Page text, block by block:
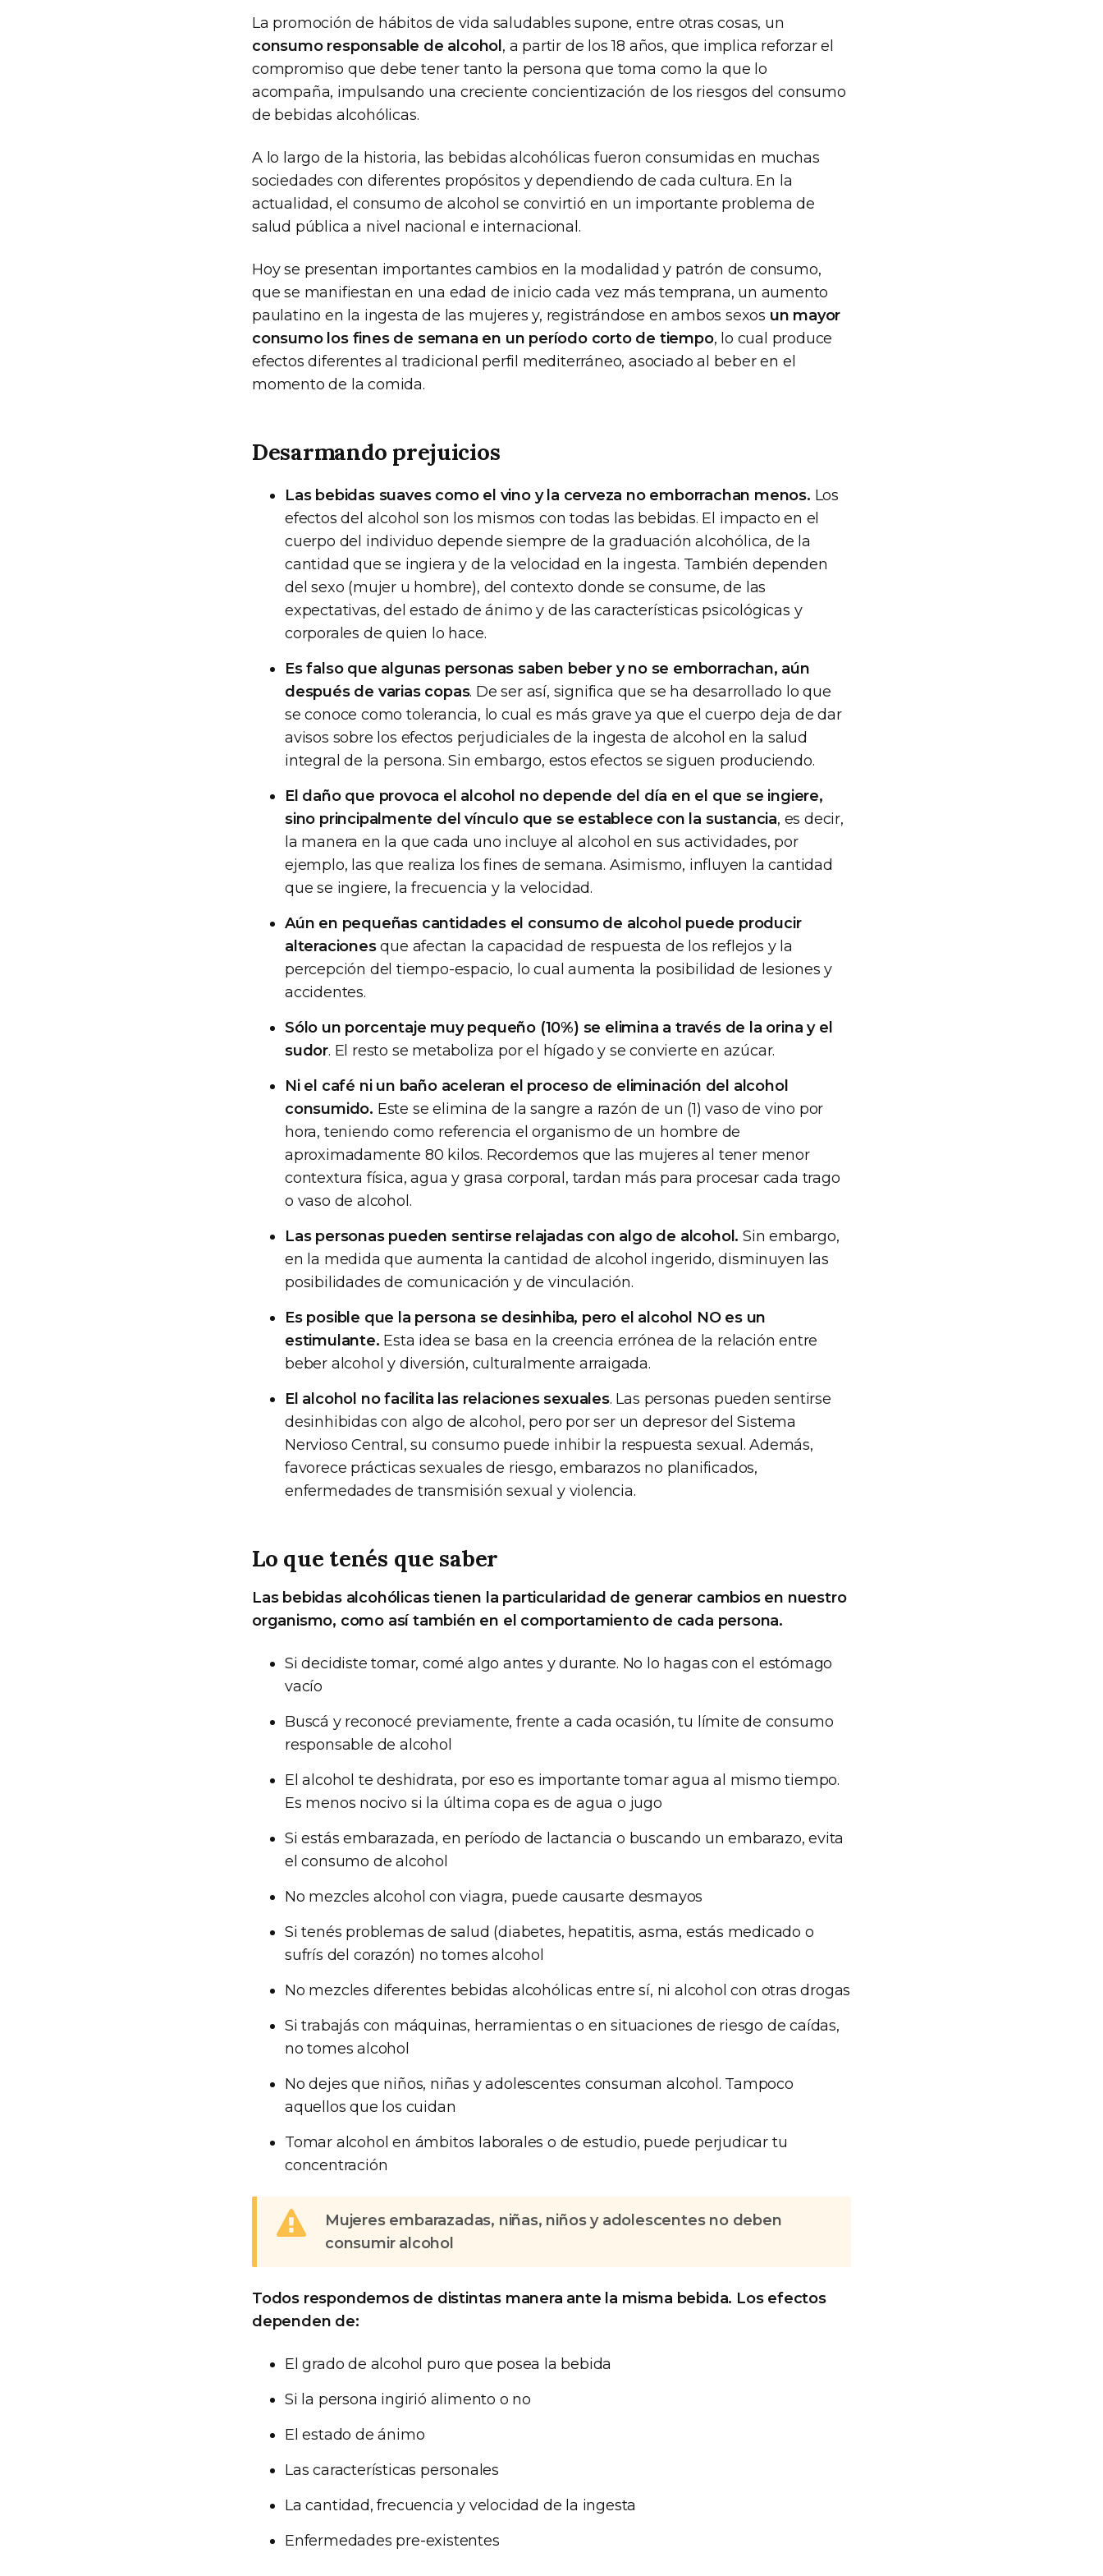
La promoción de hábitos de vida saludables supone, entre otras cosas, un
consumo responsable de alcohol , a partir de los 18 años, que implica reforzar el
compromiso que debe tener tanto la persona que toma como la que lo
acompaña, impulsando una creciente concientización de los riesgos del consumo
de bebidas alcohólicas.
A lo largo de la historia, las bebidas alcohólicas fueron consumidas en muchas
sociedades con diferentes propósitos y dependiendo de cada cultura. En la
actualidad, el consumo de alcohol se convirtió en un importante problema de
salud pública a nivel nacional e internacional.
Hoy se presentan importantes cambios en la modalidad y patrón de consumo,
que se manifiestan en una edad de inicio cada vez más temprana, un aumento
paulatino en la ingesta de las mujeres y, registrándose en ambos sexos un mayor
consumo los fines de semana en un período corto de tiempo, lo cual produce
efectos diferentes al tradicional perfil mediterráneo, asociado al beber en el
momento de la comida.
Desarmando prejuicios
Las bebidas suaves como el vino y la cerveza no emborrachan menos. Los
efectos del alcohol son los mismos con todas las bebidas. El impacto en el
cuerpo del individuo depende siempre de la graduación alcohólica, de la
cantidad que se ingiera y de la velocidad en la ingesta. También dependen
del sexo (mujer u hombre), del contexto donde se consume, de las
expectativas, del estado de ánimo y de las características psicológicas y
corporales de quien lo hace.
Es falso que algunas personas saben beber y no se emborrachan, aún
después de varias copas. De ser así, significa que se ha desarrollado lo que
se conoce como tolerancia, lo cual es más grave ya que el cuerpo deja de dar
avisos sobre los efectos perjudiciales de la ingesta de alcohol en la salud
integral de la persona. Sin embargo, estos efectos se siguen produciendo.
El daño que provoca el alcohol no depende del día en el que se ingiere,
sino principalmente del vínculo que se establece con la sustancia, es decir,
la manera en la que cada uno incluye al alcohol en sus actividades, por
ejemplo, las que realiza los fines de semana. Asimismo, influyen la cantidad
que se ingiere, la frecuencia y la velocidad.
Aún en pequeñas cantidades el consumo de alcohol puede producir
alteracionesque afectan la capacidad de respuesta de los reflejos y la
percepción del tiempo-espacio, lo cual aumenta la posibilidad de lesiones y
accidentes.
Sólo un porcentaje muy pequeño (10%) se elimina a través de la orina y el
sudor. El resto se metaboliza por el hígado y se convierte en azúcar.
Ni el café ni un baño aceleran el proceso de eliminación del alcohol
consumido. Este se elimina de la sangre a razón de un (1) vaso de vino por
hora, teniendo como referencia el organismo de un hombre de
aproximadamente 80 kilos. Recordemos que las mujeres al tener menor
contextura física, agua y grasa corporal, tardan más para procesar cada trago
o vaso de alcohol.
Las personas pueden sentirse relajadas con algo de alcohol. Sin embargo,
en la medida que aumenta la cantidad de alcohol ingerido, disminuyen las
posibilidades de comunicación y de vinculación.
Es posible que la persona se desinhiba, pero el alcohol NO es un
estimulante. Esta idea se basa en la creencia errónea de la relación entre
beber alcohol y diversión, culturalmente arraigada.
El alcohol no facilita las relaciones sexuales. Las personas pueden sentirse
desinhibidas con algo de alcohol, pero por ser un depresor del Sistema
Nervioso Central, su consumo puede inhibir la respuesta sexual. Además,
favorece prácticas sexuales de riesgo, embarazos no planificados,
enfermedades de transmisión sexual y violencia.
Lo que tenés que saber
Las bebidas alcohólicas tienen la particularidad de generar cambios en nuestro
organismo, como así también en el comportamiento de cada persona.
Si decidiste tomar, comé algo antes y durante. No lo hagas con el estómago
vacío
Buscá y reconocé previamente, frente a cada ocasión, tu límite de consumo
responsable de alcohol
El alcohol te deshidrata, por eso es importante tomar agua al mismo tiempo.
Es menos nocivo si la última copa es de agua o jugo
Si estás embarazada, en período de lactancia o buscando un embarazo, evita
el consumo de alcohol
No mezcles alcohol con viagra, puede causarte desmayos
Si tenés problemas de salud (diabetes, hepatitis, asma, estás medicado o
sufrís del corazón) no tomes alcohol
No mezcles diferentes bebidas alcohólicas entre sí, ni alcohol con otras drogas
Si trabajás con máquinas, herramientas o en situaciones de riesgo de caídas,
no tomes alcohol
No dejes que niños, niñas y adolescentes consuman alcohol. Tampoco
aquellos que los cuidan
Tomar alcohol en ámbitos laborales o de estudio, puede perjudicar tu
concentración
Mujeres embarazadas, niñas, niños y adolescentes no deben
consumir alcohol
Todos respondemos de distintas manera ante la misma bebida. Los efectos
dependen de:
El grado de alcohol puro que posea la bebida
Si la persona ingirió alimento o no
El estado de ánimo
Las características personales
La cantidad, frecuencia y velocidad de la ingesta
Enfermedades pre-existentes